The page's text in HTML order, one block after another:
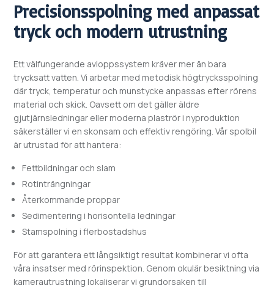
Precisionsspolning med anpassat
tryck och modern utrustning
Ett välfungerande avloppssystem kräver mer än bara
trycksatt vatten. Vi arbetar med metodisk högtrycksspolning
där tryck, temperatur och munstycke anpassas efter rörens
material och skick. Oavsett om det gäller äldre
gjutjärnsledningar eller moderna plaströr i nyproduktion
säkerställer vi en skonsam och effektiv rengöring. Vår spolbil
är utrustad för att hantera:
Fettbildningar och slam
Rotinträngningar
Återkommande proppar
Sedimentering i horisontella ledningar
Stamspolning i flerbostadshus
För att garantera ett långsiktigt resultat kombinerar vi ofta
våra insatser med rörinspektion. Genom okulär besiktning via
kamerautrustning lokaliserar vi grundorsaken till